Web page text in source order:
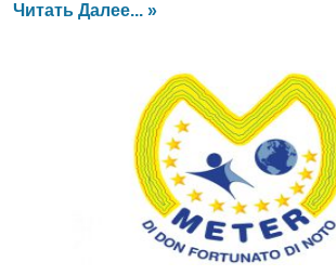
Читать Далее... »
ЛЕНТА НОВОСТЕЙ